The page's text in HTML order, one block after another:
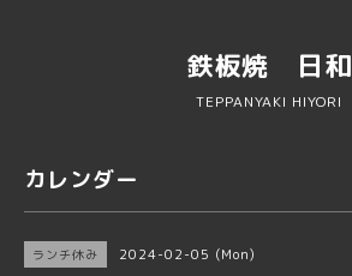
鉄板焼 日和
TEPPANYAKI HIYORI
カレンダー
ランチ休み 2024-02-05 (Mon)